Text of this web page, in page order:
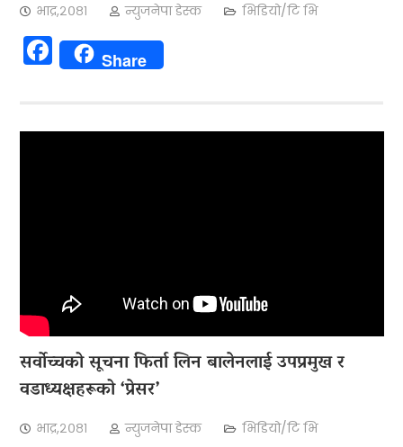
भाद्र,२०८१ न्युजनेपा डेस्क भिडियो/टि भि
Facebook
Share
सर्वोच्चको सूचना फिर्ता लिन बालेनलाई उपप्रमुख र
वडाध्यक्षहरूको ‘प्रेसर’
भाद्र,२०८१ न्युजनेपा डेस्क भिडियो/टि भि